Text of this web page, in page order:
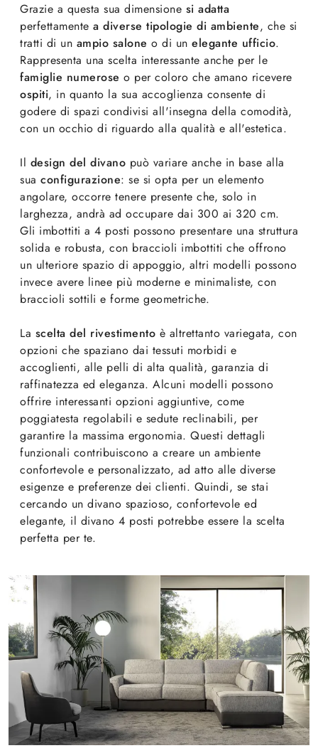
Grazie a questa sua dimensione si adatta
perfettamente a diverse tipologie di ambiente, che si
tratti di un ampio salone o di un elegante ufficio.
Rappresenta una scelta interessante anche per le
famiglie numerose o per coloro che amano ricevere
ospiti, in quanto la sua accoglienza consente di
godere di spazi condivisi all'insegna della comodità,
con un occhio di riguardo alla qualità e all'estetica.
Il design del divano può variare anche in base alla
sua configurazione: se si opta per un elemento
angolare, occorre tenere presente che, solo in
larghezza, andrà ad occupare dai 300 ai 320 cm.
Gli imbottiti a 4 posti possono presentare una struttura
solida e robusta, con braccioli imbottiti che offrono
un ulteriore spazio di appoggio, altri modelli possono
invece avere linee più moderne e minimaliste, con
braccioli sottili e forme geometriche.
La scelta del rivestimento è altrettanto variegata, con
opzioni che spaziano dai tessuti morbidi e
accoglienti, alle pelli di alta qualità, garanzia di
raffinatezza ed eleganza. Alcuni modelli possono
offrire interessanti opzioni aggiuntive, come
poggiatesta regolabili e sedute reclinabili, per
garantire la massima ergonomia. Questi dettagli
funzionali contribuiscono a creare un ambiente
confortevole e personalizzato, ad atto alle diverse
esigenze e preferenze dei clienti. Quindi, se stai
cercando un divano spazioso, confortevole ed
elegante, il divano 4 posti potrebbe essere la scelta
perfetta per te.